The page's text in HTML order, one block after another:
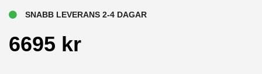
SNABB LEVERANS 2-4 DAGAR
6695 kr